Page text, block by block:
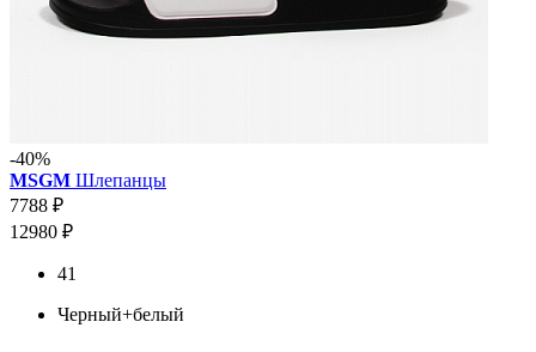
-40%
MSGM Шлепанцы
7788 ₽
12980 ₽
41
Черный+белый